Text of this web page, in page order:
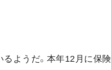
ようだ。本年12月に保